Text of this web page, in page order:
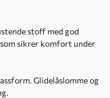
stoff med god
sikrer komfort under
Glidelåslomme og